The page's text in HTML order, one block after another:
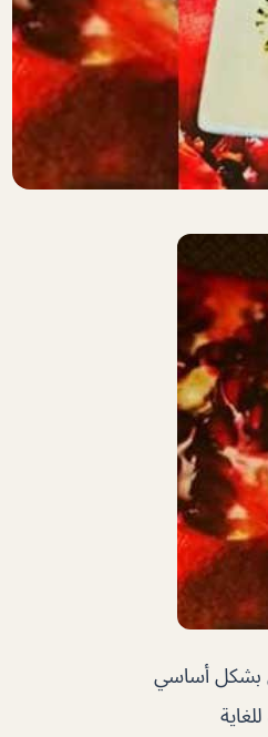
بشكل أساسي